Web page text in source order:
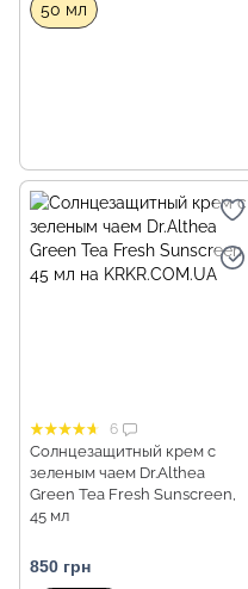
50 мл
6
Солнцезащитный крем с
зеленым чаем Dr.Althea
Green Tea Fresh Sunscreen,
45 мл
850 грн